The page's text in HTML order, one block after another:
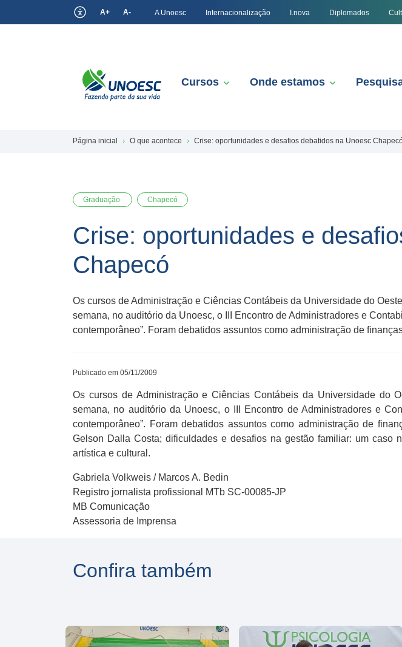
A+ A- A Unoesc Internacionalização I.nova Diplomados
Cursos Onde estamos
Página inicial O que acontece Crise: oportunidades e desafios debatidos na Unoesc
Graduação Chapecó
Crise: oportunidades e
Chapecó
Os cursos de Administração e Ciências Contábeis da Universidade do
semana, no auditório da Unoesc, o III Encontro de Administradores e
contemporâneo”. Foram debatidos assuntos como administração de
Publicado em 05/11/2009
Os cursos de Administração e Ciências Contábeis da Universidade do
semana, no auditório da Unoesc, o III Encontro de Administradores e
contemporâneo”. Foram debatidos assuntos como administração de
Gelson Dalla Costa; dificuldades e desafios na gestão familiar: um caso
artística e cultural.
Gabriela Volkweis / Marcos A. Bedin
Registro jornalista profissional MTb SC-00085-JP
MB Comunicação
Assessoria de Imprensa
Confira também